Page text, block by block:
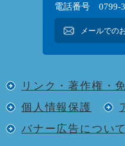
電話番号 0799-
メールでの
リンク・著作権・
個人情報保護
バナー広告について